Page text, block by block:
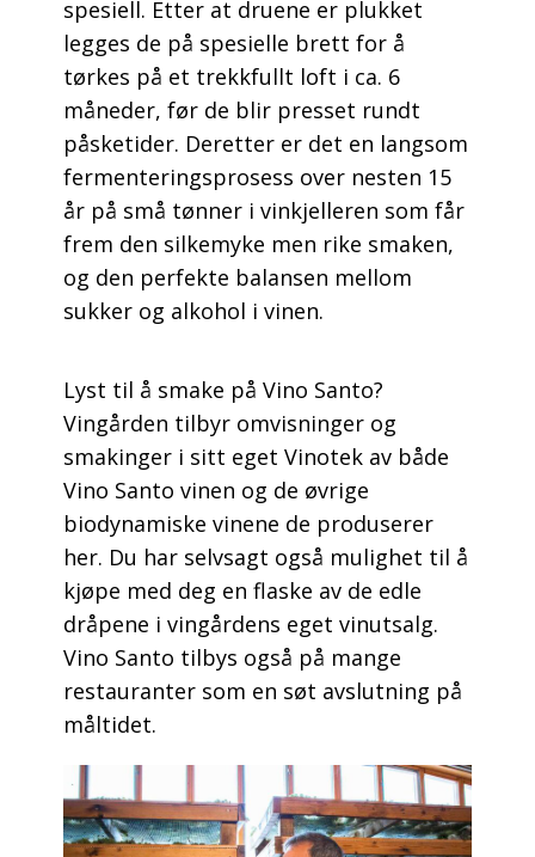
spesiell. Etter at druene er plukket
legges de på spesielle brett for å
tørkes på et trekkfullt loft i ca. 6
måneder, før de blir presset rundt
påsketider. Deretter er det en langsom
fermenteringsprosess over nesten 15
år på små tønner i vinkjelleren som får
frem den silkemyke men rike smaken,
og den perfekte balansen mellom
sukker og alkohol i vinen.
Lyst til å smake på Vino Santo?
Vingården tilbyr omvisninger og
smakinger i sitt eget Vinotek av både
Vino Santo vinen og de øvrige
biodynamiske vinene de produserer
her. Du har selvsagt også mulighet til å
kjøpe med deg en flaske av de edle
dråpene i vingårdens eget vinutsalg.
Vino Santo tilbys også på mange
restauranter som en søt avslutning på
måltidet.